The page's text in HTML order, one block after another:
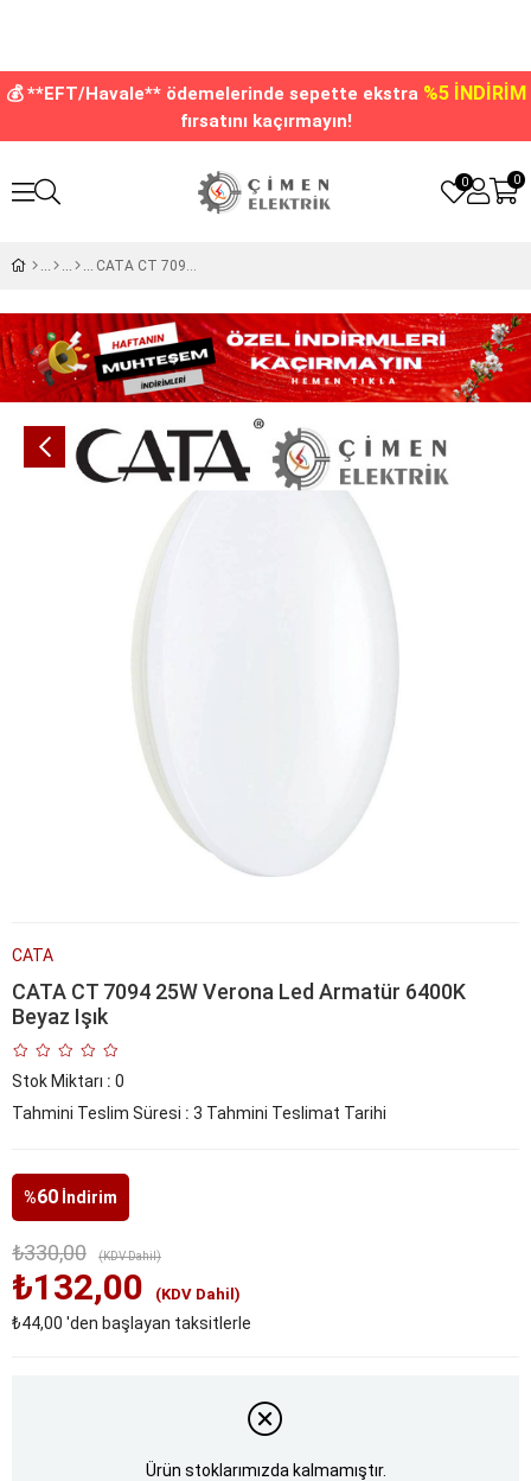
💰 **EFT/Havale** ödemelerinde sepette ekstra %5 İNDİRİM
fırsatını kaçırmayın!
0
0
CATA CT 7094 25W Verona Led Armatür 6400K Beyaz Işık
CATA
CATA CT 7094 25W Verona Led Armatür 6400K
Beyaz Işık
Stok Miktarı : 0
Tahmini Teslim Süresi : 3 Tahmini Teslimat Tarihi
%60 İndirim
₺330,00 (KDV Dahil)
₺132,00 (KDV Dahil)
₺44,00 'den başlayan taksitlerle
Ürün stoklarımızda kalmamıştır.